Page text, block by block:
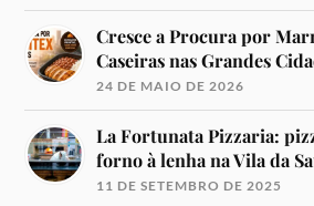
Cresce a Procura por
Caseiras nas Grandes
24 DE MAIO DE 2026
La Fortunata Pizzaria:
forno à lenha na Vila da
11 DE SETEMBRO DE 2025